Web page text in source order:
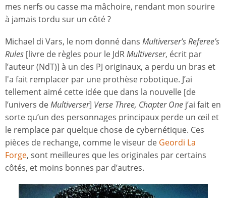
mes nerfs ou casse ma mâchoire, rendant mon sourire
à jamais tordu sur un côté ?
Michael di Vars, le nom donné dans Multiverser’s Referee’s
Rules [livre de règles pour le JdRMultiverser, écrit par
l’auteur (NdT)] à un des PJ originaux, a perdu un bras et
l'a fait remplacer par une prothèse robotique. J’ai
tellement aimé cette idée que dans la nouvelle [de
l’univers deMultiverser] Verse Three, Chapter One j’ai fait en
sorte qu’un des personnages principaux perde un œil et
le remplace par quelque chose de cybernétique. Ces
pièces de rechange, comme le viseur de Geordi La
Forge, sont meilleures que les originales par certains
côtés, et moins bonnes par d’autres.